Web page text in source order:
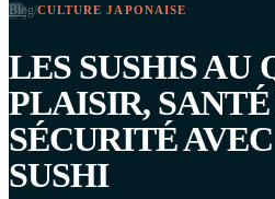
Blog/CULTURE JAPONAISE
LES SUSHIS AU
PLAISIR,
SÉCURITÉ
SUSHI